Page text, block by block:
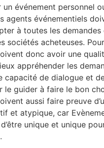
événement personnel
agents événementiels
à toutes les demandes
sociétés acheteuses.
donc avoir une
appréhender les
capacité de dialogue et
le guider à faire le bon
aussi faire preuve
et atypique, car
unique et unique